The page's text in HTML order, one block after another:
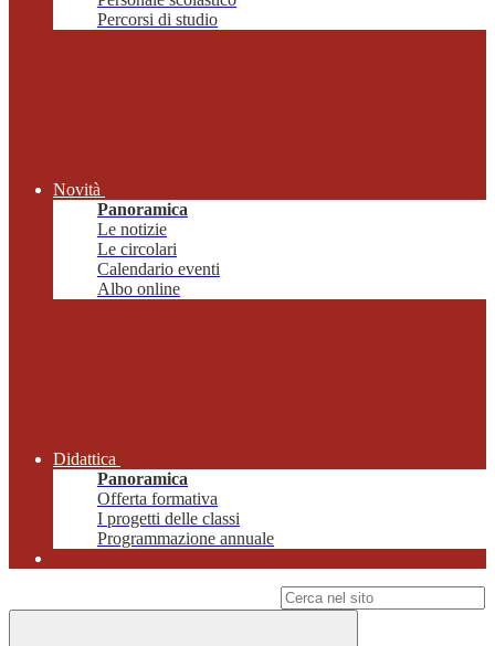
Percorsi di studio
Novità
Panoramica
Le notizie
Le circolari
Calendario eventi
Albo online
Didattica
Panoramica
Offerta formativa
I progetti delle classi
Programmazione annuale